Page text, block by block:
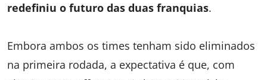
redefiniu o futuro das duas franquias.
Embora ambos os times tenham sido eliminados
na primeira rodada, a expectativa é que, com